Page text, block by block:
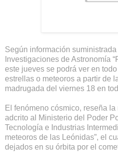
Según información
Investigaciones de Astronomía
este jueves se podrá ver en
estrellas o meteoros a partir de
madrugada del viernes 18 en
El fenómeno cósmico, reseña
adcrito al Ministerio del Poder
Tecnología e Industrias
meteoros de las Leónidas”, el
dejados en su órbita por el